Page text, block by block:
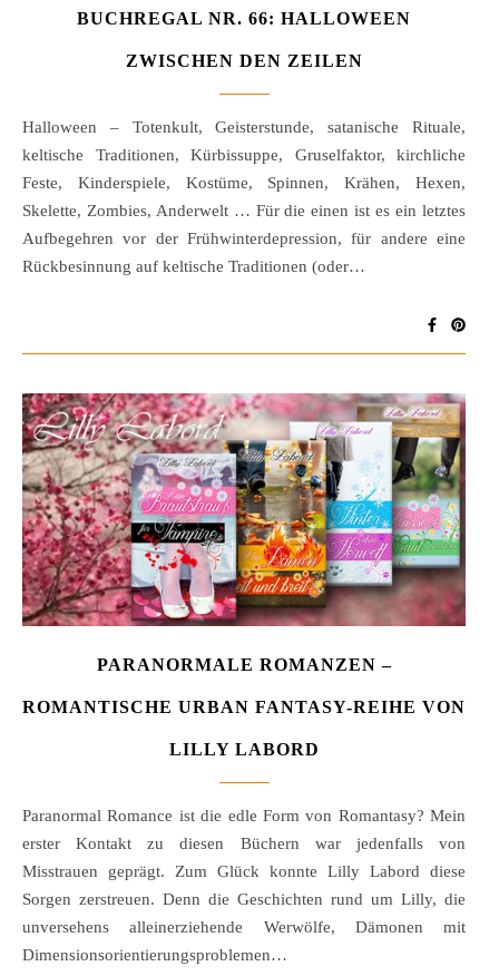
BUCHREGAL NR. 66: HALLOWEEN
ZWISCHEN DEN ZEILEN
Halloween – Totenkult, Geisterstunde, satanische Rituale,
keltische Traditionen, Kürbissuppe, Gruselfaktor, kirchliche
Feste, Kinderspiele, Kostüme, Spinnen, Krähen, Hexen,
Skelette, Zombies, Anderwelt … Für die einen ist es ein letztes
Aufbegehren vor der Frühwinterdepression, für andere eine
Rückbesinnung auf keltische Traditionen (oder…
PARANORMALE ROMANZEN –
ROMANTISCHE URBAN FANTASY-REIHE VON
LILLY LABORD
Paranormal Romance ist die edle Form von Romantasy? Mein
erster Kontakt zu diesen Büchern war jedenfalls von
Misstrauen geprägt. Zum Glück konnte Lilly Labord diese
Sorgen zerstreuen. Denn die Geschichten rund um Lilly, die
unversehens alleinerziehende Werwölfe, Dämonen mit
Dimensionsorientierungsproblemen…